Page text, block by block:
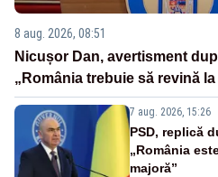
8 aug. 2026, 08:51
Nicușor Dan, avertisment
„România trebuie să revină
7 aug. 2026, 15:26
PSD, replică
„România
majoră”